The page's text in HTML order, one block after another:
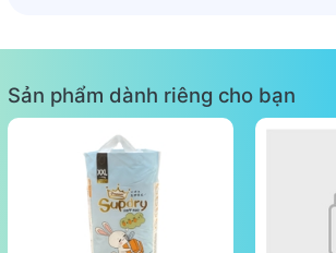
Sản phẩm dành riêng cho bạn